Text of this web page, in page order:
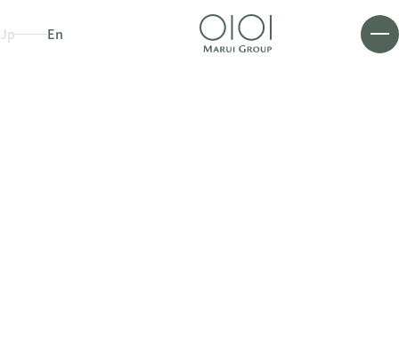
Jp En